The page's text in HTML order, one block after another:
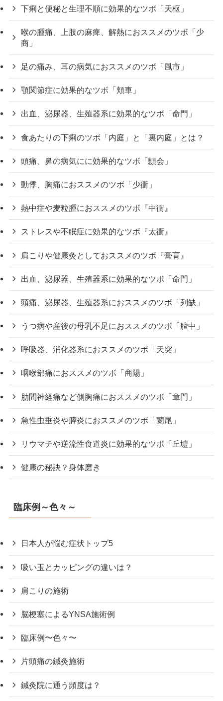
下痢と便秘と生理不順に効果的なツボ「天枢」
喉の腫痛、上肢の麻痺、解熱におススメのツボ「少
商」
足の痛み、耳の病気におススメのツボ「風市」
顎関節症に効果的なツボ「頬車」
出血、泌尿器、生殖器系に効果的なツボ「命門」
食あたりの下痢のツボ「内庭」と「裏内庭」とは？
頭痛、鼻の病気にに効果的なツボ「顖会」
動悸、胸痛におススメのツボ「少衝」
熱中症や麦粒腫におススメのツボ『中衝』
ストレスや不眠症に効果的なツボ『太衝』
肩こりや健康灸としておススメのツボ『膏肓』
出血、泌尿器、生殖器系に効果的なツボ「命門」
頭痛、泌尿器、生殖器系におススメのツボ「列缺」
うつ病や産後の母乳不足におススメのツボ「膻中」
呼吸器、消化器系におススメのツボ「天突」
咽喉部痛におススメのツボ「商陽」
肋間神経痛など側胸痛におススメのツボ「章門」
急性虫垂炎や膵炎におススメのツボ「蘭尾」
リウマチや逆流性食道炎に効果的なツボ「丘墟」
健康の秘訣？身体磨き
臨床例～色々～
日本人が悩む症状トップ5
吸い玉とカッピングの違いは？
肩こりの施術
脳梗塞によるYNSA施術例
臨床例〜色々〜
片頭痛の鍼灸施術
鍼灸院に通う頻度は？